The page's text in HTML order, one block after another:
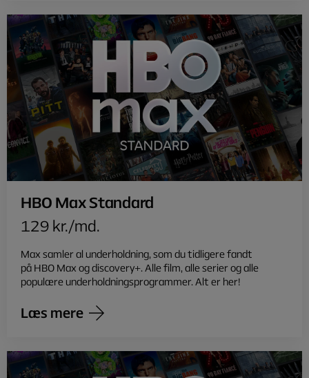
HBO Max Standard
129 kr./md.
Max samler al underholdning, som du tidligere fandt
på HBO Max og discovery+. Alle film, alle serier og alle
populære underholdningsprogrammer. Alt er her!
Læs mere